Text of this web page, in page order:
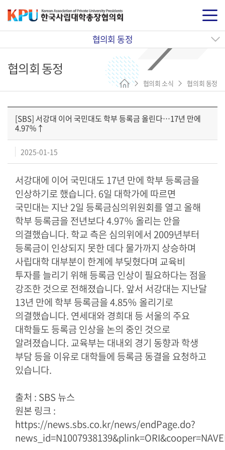
협의회 동정
협의회 동정
협의회 소식 협의회 동정
[SBS] 서강대 이어 국민대도 학부 등록금 올린다…17년 만에
4.97％↑
2025-01-15
서강대에 이어 국민대도 17년 만에 학부 등록금을
인상하기로 했습니다. 6일 대학가에 따르면
국민대는 지난 2일 등록금심의위원회를 열고 올해
학부 등록금을 전년보다 4.97％ 올리는 안을
의결했습니다. 학교 측은 심의위에서 2009년부터
등록금이 인상되지 못한 데다 물가까지 상승하며
사립대학 대부분이 한계에 부딪혔다며 교육비
투자를 늘리기 위해 등록금 인상이 필요하다는 점을
강조한 것으로 전해졌습니다. 앞서 서강대는 지난달
13년 만에 학부 등록금을 4.85％ 올리기로
의결했습니다. 연세대와 경희대 등 서울의 주요
대학들도 등록금 인상을 논의 중인 것으로
알려졌습니다. 교육부는 대내외 경기 동향과 학생
부담 등을 이유로 대학들에 등록금 동결을 요청하고
있습니다.
출처 : SBS 뉴스
원본 링크 :
https://news.sbs.co.kr/news/endPage.do?